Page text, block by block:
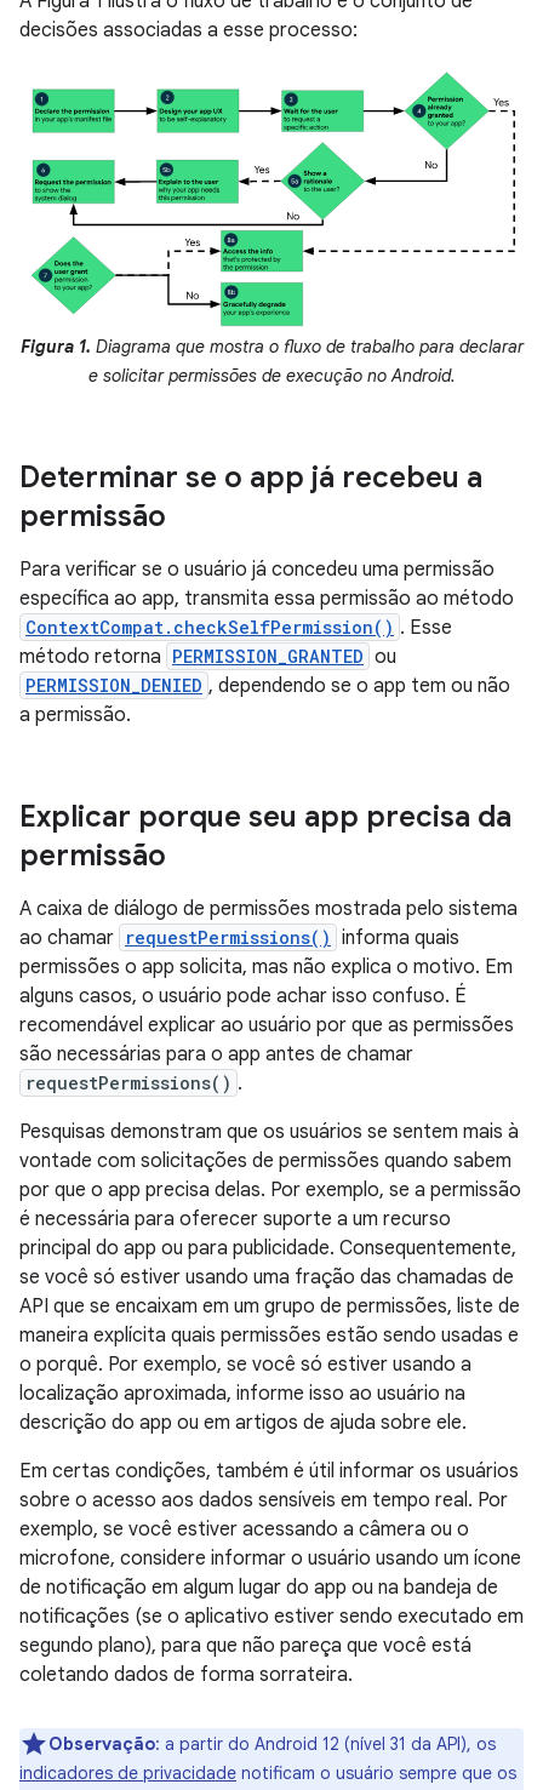
decisões associadas a esse processo:
Figura 1. Diagrama que mostra o fluxo de trabalho para declarar
e solicitar permissões de execução no Android.
Determinar se o app já recebeu a
permissão
Para verificar se o usuário já concedeu uma permissão
específica ao app, transmita essa permissão ao método
ContextCompat.checkSelfPermission() . Esse
método retorna PERMISSION_GRANTED ou
PERMISSION_DENIED , dependendo se o app tem ou não
a permissão.
Explicar porque seu app precisa da
permissão
A caixa de diálogo de permissões mostrada pelo sistema
ao chamar requestPermissions() informa quais
permissões o app solicita, mas não explica o motivo. Em
alguns casos, o usuário pode achar isso confuso. É
recomendável explicar ao usuário por que as permissões
são necessárias para o app antes de chamar
requestPermissions() .
Pesquisas demonstram que os usuários se sentem mais à
vontade com solicitações de permissões quando sabem
por que o app precisa delas. Por exemplo, se a permissão
é necessária para oferecer suporte a um recurso
principal do app ou para publicidade. Consequentemente,
se você só estiver usando uma fração das chamadas de
API que se encaixam em um grupo de permissões, liste de
maneira explícita quais permissões estão sendo usadas e
o porquê. Por exemplo, se você só estiver usando a
localização aproximada, informe isso ao usuário na
descrição do app ou em artigos de ajuda sobre ele.
Em certas condições, também é útil informar os usuários
sobre o acesso aos dados sensíveis em tempo real. Por
exemplo, se você estiver acessando a câmera ou o
microfone, considere informar o usuário usando um ícone
de notificação em algum lugar do app ou na bandeja de
notificações (se o aplicativo estiver sendo executado em
segundo plano), para que não pareça que você está
coletando dados de forma sorrateira.
Observação: a partir do Android 12 (nível 31 da API), os
indicadores de privacidade notificam o usuário sempre que os